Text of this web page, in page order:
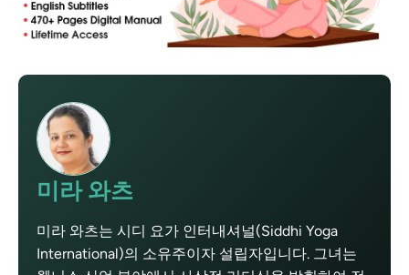
미라 와츠
미라 와츠는 시디 요가 인터내셔널(Siddhi Yoga
International)의 소유주이자 설립자입니다. 그녀는